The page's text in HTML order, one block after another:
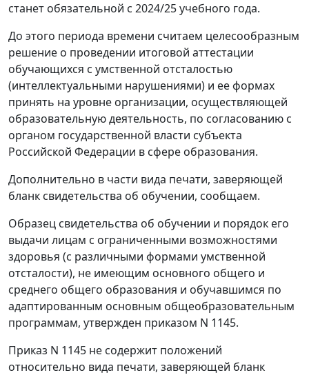
станет обязательной с 2024/25 учебного года.
До этого периода времени считаем целесообразным
решение о проведении итоговой аттестации
обучающихся с умственной отсталостью
(интеллектуальными нарушениями) и ее формах
принять на уровне организации, осуществляющей
образовательную деятельность, по согласованию с
органом государственной власти субъекта
Российской Федерации в сфере образования.
Дополнительно в части вида печати, заверяющей
бланк свидетельства об обучении, сообщаем.
Образец свидетельства об обучении и порядок его
выдачи лицам с ограниченными возможностями
здоровья (с различными формами умственной
отсталости), не имеющим основного общего и
среднего общего образования и обучавшимся по
адаптированным основным общеобразовательным
программам, утвержден приказом N 1145.
Приказ N 1145 не содержит положений
относительно вида печати, заверяющей бланк